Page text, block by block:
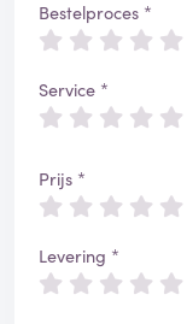
Bestelproces *
Service *
Prijs *
Levering *